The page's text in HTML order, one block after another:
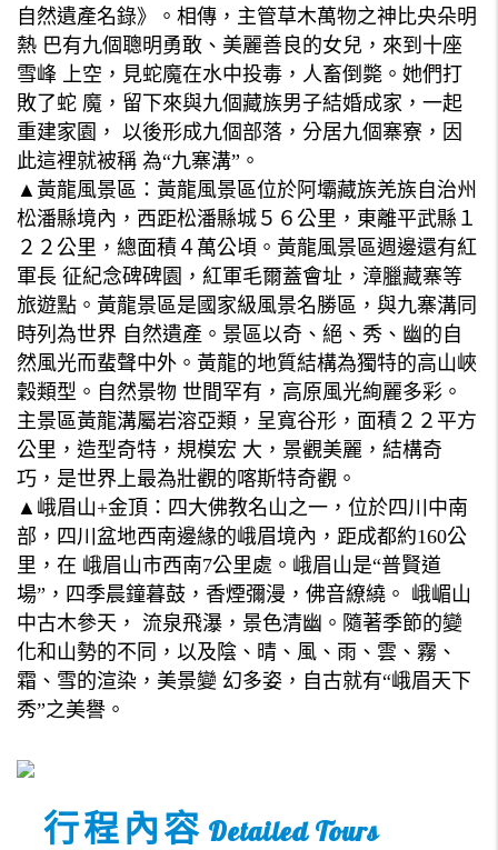
自然遺產名錄》。相傳，主管草木萬物之神比央朵明
熱 巴有九個聰明勇敢、美麗善良的女兒，來到十座
雪峰 上空，見蛇魔在水中投毒，人畜倒斃。她們打
敗了蛇 魔，留下來與九個藏族男子結婚成家，一起
重建家園， 以後形成九個部落，分居九個寨寮，因
此這裡就被稱 為“九寨溝”。
▲黃龍風景區：黃龍風景區位於阿壩藏族羌族自治州
松潘縣境內，西距松潘縣城５６公里，東離平武縣１
２２公里，總面積４萬公頃。黃龍風景區週邊還有紅
軍長 征紀念碑碑園，紅軍毛爾蓋會址，漳臘藏寨等
旅遊點。黃龍景區是國家級風景名勝區，與九寨溝同
時列為世界 自然遺產。景區以奇、絕、秀、幽的自
然風光而蜚聲中外。黃龍的地質結構為獨特的高山峽
穀類型。自然景物 世間罕有，高原風光絢麗多彩。
主景區黃龍溝屬岩溶亞類，呈寬谷形，面積２２平方
公里，造型奇特，規模宏 大，景觀美麗，結構奇
巧，是世界上最為壯觀的喀斯特奇觀。
▲峨眉山+金頂：四大佛教名山之一，位於四川中南
部，四川盆地西南邊緣的峨眉境內，距成都約160公
里，在 峨眉山市西南7公里處。峨眉山是“普賢道
場”，四季晨鐘暮鼓，香煙彌漫，佛音繚繞。 峨嵋山
中古木參天， 流泉飛瀑，景色清幽。隨著季節的變
化和山勢的不同，以及陰、晴、風、雨、雲、霧、
霜、雪的渲染，美景變 幻多姿，自古就有“峨眉天下
秀”之美譽。
行程內容 Detailed Tours